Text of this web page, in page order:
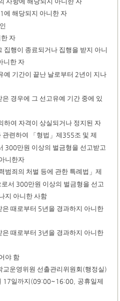
1에 해당되지 아니한 자
자
집행이 종료되거나 집행을 받지 아니
니한 자
예 기간이 끝난 날로부터 2년이 지나
경우에 그 선고유예 기간 중에 있
하여 자격이 상실되거나 정지된 자
관련하여 「형법 」제 355조 및 제
300만원 이상의 벌금형을 선고받고
니한자
범죄의 처벌 등에 관한 특례법 」제
서 300만원 이상의 벌금형을 선고
지 아니한 사함
은 때로부터 5년을 경과하지 아니한
은 때로부터 3년을 경과하지 아니한
야 함
교운영위원 선출관리위원회 (행정실)
17일까지 (09:00~16:00, 공휴일제